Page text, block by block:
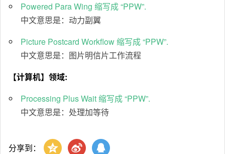
Powered Para Wing 缩写成 “PPW”.
中文意思是：动力副翼
Picture Postcard Workflow 缩写成 “PPW”.
中文意思是：图片明信片工作流程
【计算机】领域:
Processing Plus Wait 缩写成 “PPW”.
中文意思是：处理加等待
分享到：